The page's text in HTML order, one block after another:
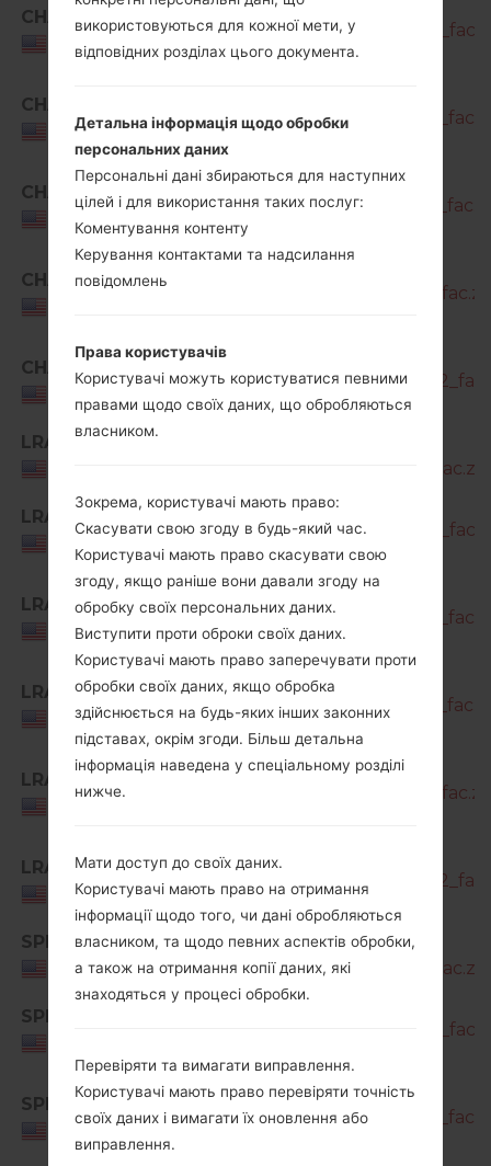
CHA
USA
CHA
USA
CHA
USA
SM-
CHA
SM-
CHA
SM-
LRA
SM-
A716U1_1_20210216153106_04fxelg1nj_fac.zip
LRA
USA
SM-
LRA
USA
SM-
LRA
USA
SM-
LRA
SM-
LRA
USA
SM-
SPR
USA
SM-
A716U1_1_20210216153106_04fxelg1nj_fac.zip
SPR
SM-
SPR
SM-
використовуються для кожної мети, у
відповідних розділах цього документа.
Детальна інформація щодо обробки
персональних даних
Персональні дані збираються для наступних
цілей і для використання таких послуг:
Коментування контенту
Керування контактами та надсилання
повідомлень
Права користувачів
Користувачі можуть користуватися певними
правами щодо своїх даних, що обробляються
власником.
Зокрема, користувачі мають право:
Скасувати свою згоду в будь-який час.
Користувачі мають право скасувати свою
згоду, якщо раніше вони давали згоду на
обробку своїх персональних даних.
Виступити проти оброки своїх даних.
Користувачі мають право заперечувати проти
обробки своїх даних, якщо обробка
здійснюється на будь-яких інших законних
підставах, окрім згоди. Більш детальна
інформація наведена у спеціальному розділі
нижче.
Мати доступ до своїх даних.
Користувачі мають право на отримання
інформації щодо того, чи дані обробляються
власником, та щодо певних аспектів обробки,
а також на отримання копії даних, які
знаходяться у процесі обробки.
Перевіряти та вимагати виправлення.
Користувачі мають право перевіряти точність
своїх даних і вимагати їх оновлення або
виправлення.